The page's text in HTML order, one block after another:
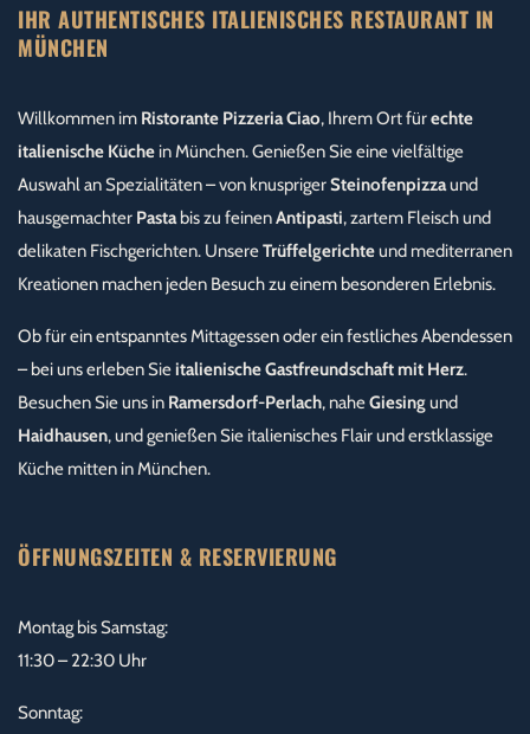
IHR AUTHENTISCHES ITALIENISCHES RESTAURANT IN
MÜNCHEN
Willkommen im Ristorante Pizzeria Ciao, Ihrem Ort fürechte
italienische Küche in München. Genießen Sie eine vielfältige
Auswahl an Spezialitäten – von knusprigerSteinofenpizzaund
hausgemachter Pastabis zu feinenAntipasti, zartem Fleisch und
delikaten Fischgerichten. UnsereTrüffelgerichteund mediterranen
Kreationen machen jeden Besuch zu einem besonderen Erlebnis.
Ob für ein entspanntes Mittagessen oder ein festliches Abendessen
– bei uns erleben Sieitalienische Gastfreundschaft mit Herz.
Besuchen Sie uns in Ramersdorf-Perlach, naheGiesingund
Haidhausen, und genießen Sie italienisches Flair und erstklassige
Küche mitten in München.
ÖFFNUNGSZEITEN & RESERVIERUNG
Montag bis Samstag:
11:30 – 22:30 Uhr
Sonntag: